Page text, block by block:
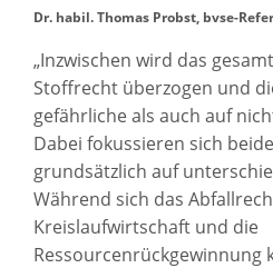
Dr. habil. Thomas Probst, bvse-
„Inzwischen wird das
Stoffrecht überzogen und
gefährliche als auch auf
Dabei fokussieren sich
grundsätzlich auf
Während sich das
Kreislaufwirtschaft und die
Ressourcenrückgewinnung